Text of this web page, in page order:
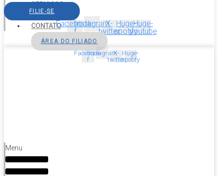
SERVIÇOS
AGENDA
CONTATO
FILIE-SE
Facebook-
f
InstagramX-
twitter
Huge-
spotify
Huge-
youtube
ÁREA DO FILIADO
Facebook-
f
InstagramX-
twitter
Huge-
spotify
Menu